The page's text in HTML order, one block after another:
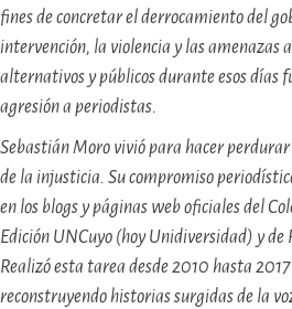
fines de concretar el derrocamiento del
intervención, la violencia y las amenazas
alternativos y públicos durante esos días
agresión a periodistas.
Sebastián Moro vivió para hacer
de la injusticia. Su compromiso
en los blogs y páginas web oficiales del
Edición UNCuyo (hoy Unidiversidad) y de
Realizó esta tarea desde 2010 hasta
reconstruyendo historias surgidas de la